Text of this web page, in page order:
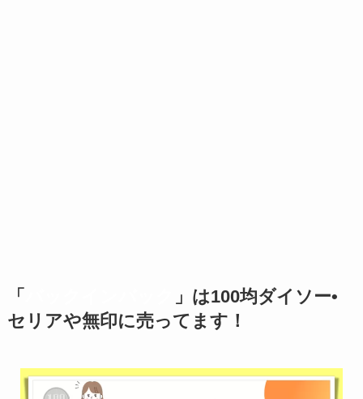
「
」は100均ダイソー•
セリアや無印に売ってます！